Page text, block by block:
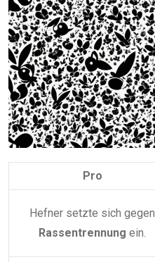
Pro
Hefner setzte sich gegen
Rassentrennung ein.